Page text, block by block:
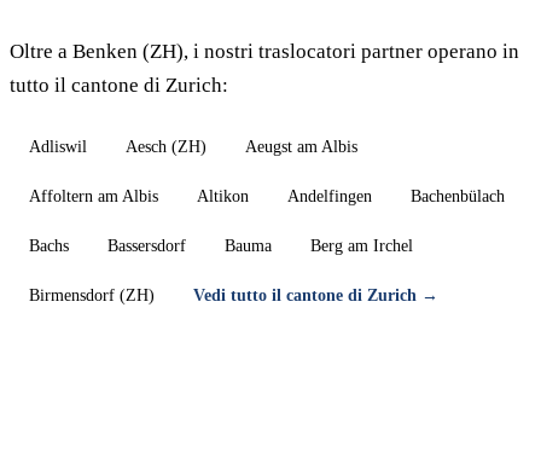
Oltre a Benken (ZH), i nostri traslocatori partner operano in
tutto il cantone di Zurich:
Adliswil Aesch (ZH) Aeugst am Albis
Affoltern am Albis Altikon Andelfingen Bachenbülach
Bachs Bassersdorf Bauma Berg am Irchel
Birmensdorf (ZH) Vedi tutto il cantone di Zurich →